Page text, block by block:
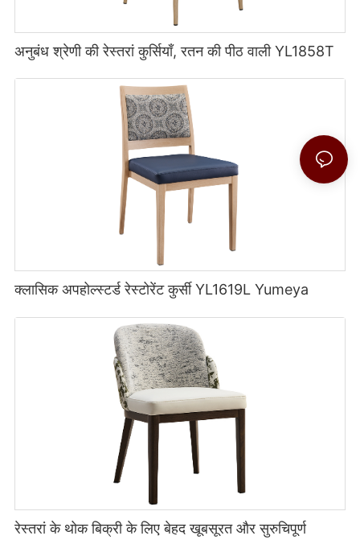
अनुबंध श्रेणी की रेस्तरां कुर्सियाँ, रतन की पीठ वाली YL1858T
क्लासिक अपहोल्स्टर्ड रेस्टोरेंट कुर्सी YL1619L Yumeya
रेस्तरां के थोक बिक्री के लिए बेहद खूबसूरत और सुरुचिपूर्ण